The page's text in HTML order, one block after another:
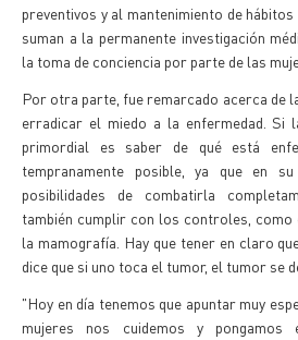
preventivos y al mantenimiento de
suman a la permanente investigación
la toma de conciencia por parte de las
Por otra parte, fue remarcado acerca de
erradicar el miedo a la enfermedad. Si
primordial es saber de qué está
tempranamente posible, ya que en
posibilidades de combatirla
también cumplir con los controles, como
la mamografía. Hay que tener en claro
dice que si uno toca el tumor, el tumor se
"Hoy en día tenemos que apuntar muy
mujeres nos cuidemos y pongamos